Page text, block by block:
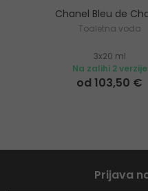
Chanel Bleu de
Toaletna voda
3x20 ml
Na zalihi 2 verzije
od 103,50 €
Prijava